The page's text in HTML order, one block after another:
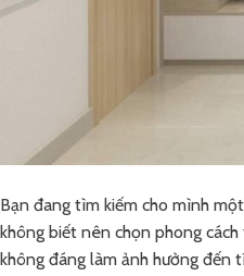
Bạn đang tìm kiếm cho mình
không biết nên chọn phong
không đáng làm ảnh hưởng đến